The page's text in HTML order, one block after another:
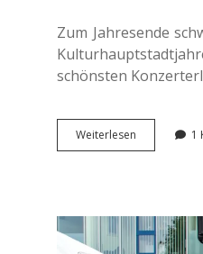
Zum Jah­res­en­de
schöns­ten
Wei­ter­le­sen Fäascht­
bänk­
Blond:
Meine
Kon­
1